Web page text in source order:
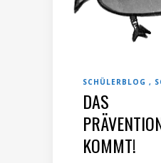
SCHÜLERBLOG
DAS
KOMMT!